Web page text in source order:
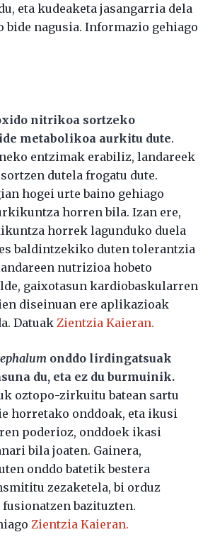
eta kudeaketa jasangarria dela
bide nagusia. Informazio gehiago
nitrikoa sortzeko
metabolikoa aurkitu dute.
entzimak erabiliz, landareek
dutela frogatu dute.
hogei urte baino gehiago
horren bila. Izan ere,
horrek lagunduko duela
baldintzekiko duten tolerantzia
nutrizioa hobeto
gaixotasun kardiobaskularren
diseinuan ere aplikazioak
Datuak Zientzia Kaieran.
onddo lirdingatsuak
du, eta ez du burmuinik.
oztopo-zirkuitu batean sartu
horretako onddoak, eta ikusi
poderioz, onddoek ikasi
bila joaten. Gainera,
onddo batetik bestera
zezaketela, bi orduz
bazituzten.
Zientzia Kaieran.